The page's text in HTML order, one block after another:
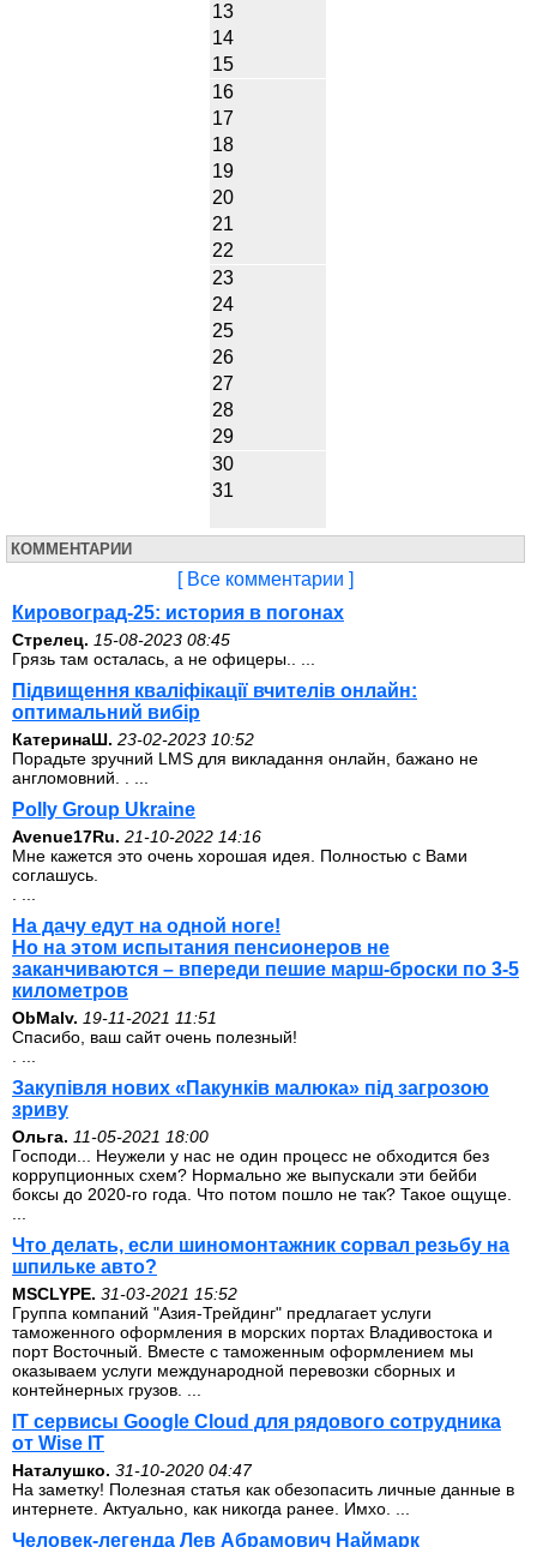
13
14
15
16
17
18
19
20
21
22
23
24
25
26
27
28
29
30
31
КОММЕНТАРИИ
[ Все комментарии ]
Кировоград-25: история в погонах
Стрелец. 15-08-2023 08:45
Грязь там осталась, а не офицеры.. ...
Підвищення кваліфікації вчителів онлайн:
оптимальний вибір
КатеринаШ. 23-02-2023 10:52
Порадьте зручний LMS для викладання онлайн, бажано не
англомовний. . ...
Polly Group Ukraine
Avenue17Ru. 21-10-2022 14:16
Мне кажется это очень хорошая идея. Полностью с Вами
соглашусь.
На дачу едут на одной ноге!
Но на этом испытания пенсионеров не
заканчиваются – впереди пешие марш-броски по 3-5
километров
ОbMalv. 19-11-2021 11:51
Спасибо, ваш сайт очень полезный!
Закупівля нових «Пакунків малюка» під загрозою
зриву
Ольга. 11-05-2021 18:00
Господи... Неужели у нас не один процесс не обходится без
коррупционных схем? Нормально же выпускали эти бейби
боксы до 2020-го года. Что потом пошло не так? Такое ощуще.
Что делать, если шиномонтажник сорвал резьбу на
шпильке авто?
MSCLYPE. 31-03-2021 15:52
Группа компаний "Азия-Трейдинг" предлагает услуги
таможенного оформления в морских портах Владивостока и
порт Восточный. Вместе с таможенным оформлением мы
оказываем услуги международной перевозки сборных и
контейнерных грузов. ...
IT сервисы Google Cloud для рядового сотрудника
от Wise IT
Наталушко. 31-10-2020 04:47
На заметку! Полезная статья как обезопасить личные данные в
интернете. Актуально, как никогда ранее. Имхо. ...
Человек-легенда Лев Абрамович Наймарк